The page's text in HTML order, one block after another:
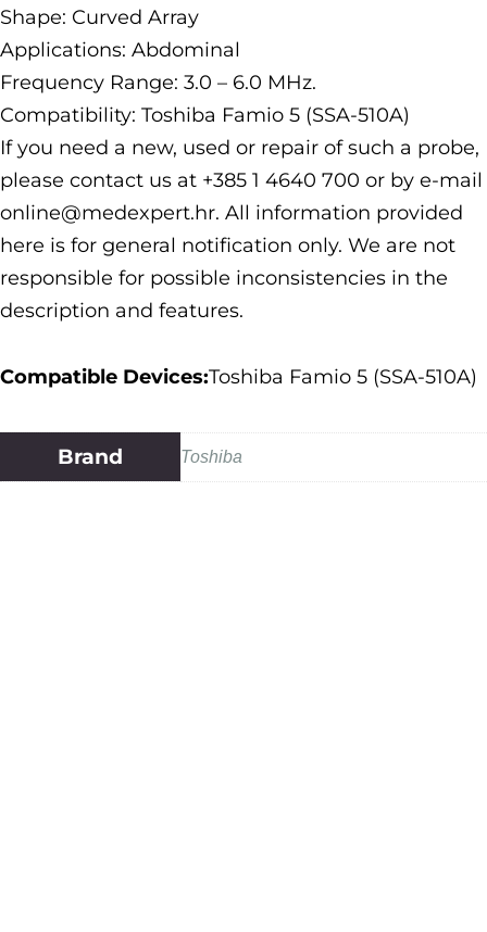
Shape: Curved Array
Applications: Abdominal
Frequency Range: 3.0 – 6.0 MHz.
Compatibility: Toshiba Famio 5 (SSA-510A)
If you need a new, used or repair of such a probe,
please contact us at +385 1 4640 700 or by e-mail
online@medexpert.hr. All information provided
here is for general notification only. We are not
responsible for possible inconsistencies in the
description and features.
Compatible Devices:Toshiba Famio 5 (SSA-510A)
Brand Toshiba